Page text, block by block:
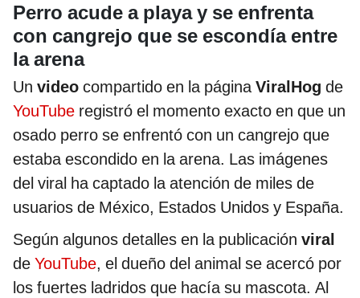
Perro acude a playa y se enfrenta
con cangrejo que se escondía entre
la arena
Un video compartido en la página ViralHog de
YouTube registró el momento exacto en que un
osado perro se enfrentó con un cangrejo que
estaba escondido en la arena. Las imágenes
del viral ha captado la atención de miles de
usuarios de México, Estados Unidos y España.
Según algunos detalles en la publicación viral
de YouTube, el dueño del animal se acercó por
los fuertes ladridos que hacía su mascota. Al